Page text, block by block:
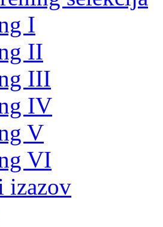
I
II
III
IV
V
VI
izazov